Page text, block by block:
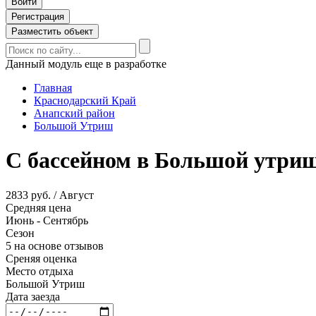
Регистрация
Разместить объект
Данный модуль еще в разработке
Главная
Краснодарский Край
Анапский район
Большой Утриш
С бассейном в Большой
2833 руб. / Август
Средняя цена
Июнь - Сентябрь
Сезон
5 на основе отзывов
Среняя оценка
Место отдыха
Большой Утриш
Дата заезда